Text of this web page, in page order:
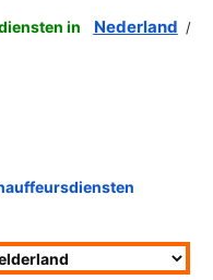
in Nederland /